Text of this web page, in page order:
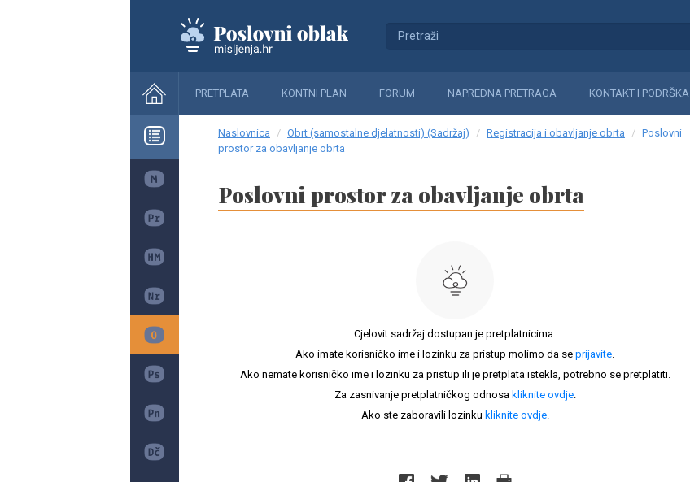
PRETPLATA KONTNI PLAN FORUM NAPREDNA PRETRAGA KONTAKT I PODRŠKA
Naslovnica Obrt (samostalne djelatnosti) (Sadržaj) Registracija i obavljanje obrta
Poslovni
prostor za obavljanje obrta
Poslovni prostor za obavljanje obrta
Cjelovit sadržaj dostupan je pretplatnicima.
Ako imate korisničko ime i lozinku za pristup molimo da se prijavite.
Ako nemate korisničko ime i lozinku za pristup ili je pretplata istekla, potrebno se pretplatiti.
Za zasnivanje pretplatničkog odnosa kliknite ovdje.
Ako ste zaboravili lozinku kliknite ovdje.